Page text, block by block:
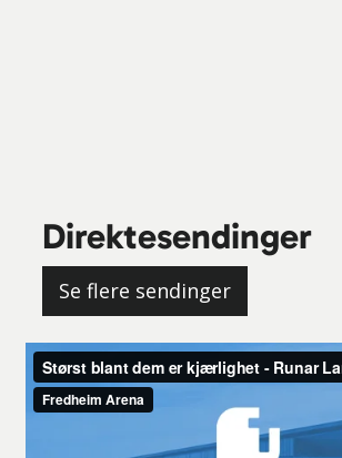
Direktesendinger
Se flere sendinger